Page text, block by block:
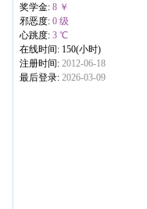
奖学金: 8 ￥
邪恶度: 0 级
心跳度: 3 ℃
在线时间: 150(小时)
注册时间: 2012-06-18
最后登录: 2026-03-09